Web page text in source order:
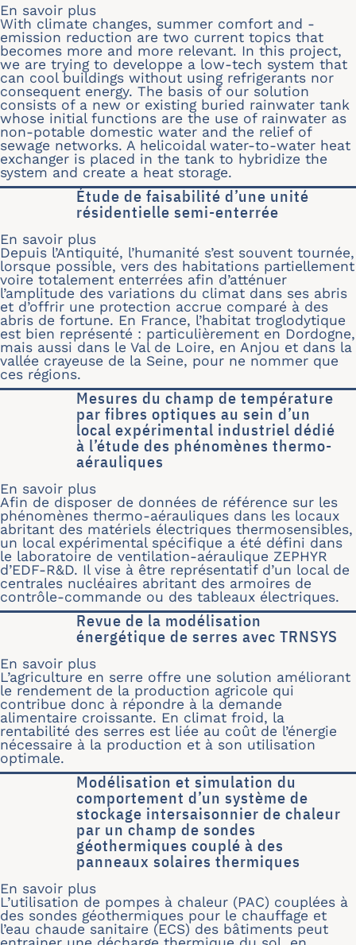
En savoir plus
With climate changes, summer comfort and -
emission reduction are two current topics that
becomes more and more relevant. In this project,
we are trying to developpe a low-tech system that
can cool buildings without using refrigerants nor
consequent energy. The basis of our solution
consists of a new or existing buried rainwater tank
whose initial functions are the use of rainwater as
non-potable domestic water and the relief of
sewage networks. A helicoidal water-to-water heat
exchanger is placed in the tank to hybridize the
system and create a heat storage.
Étude de faisabilité d’une unité
résidentielle semi-enterrée
En savoir plus
Depuis l’Antiquité, l’humanité s’est souvent tournée,
lorsque possible, vers des habitations partiellement
voire totalement enterrées afin d’atténuer
l’amplitude des variations du climat dans ses abris
et d’offrir une protection accrue comparé à des
abris de fortune. En France, l’habitat troglodytique
est bien représenté : particulièrement en Dordogne,
mais aussi dans le Val de Loire, en Anjou et dans la
vallée crayeuse de la Seine, pour ne nommer que
ces régions.
Mesures du champ de température
par fibres optiques au sein d’un
local expérimental industriel dédié
à l’étude des phénomènes thermo-
aérauliques
En savoir plus
Afin de disposer de données de référence sur les
phénomènes thermo-aérauliques dans les locaux
abritant des matériels électriques thermosensibles,
un local expérimental spécifique a été défini dans
le laboratoire de ventilation-aéraulique ZEPHYR
d’EDF-R&D. Il vise à être représentatif d’un local de
centrales nucléaires abritant des armoires de
contrôle-commande ou des tableaux électriques.
Revue de la modélisation
énergétique de serres avec TRNSYS
En savoir plus
L’agriculture en serre offre une solution améliorant
le rendement de la production agricole qui
contribue donc à répondre à la demande
alimentaire croissante. En climat froid, la
rentabilité des serres est liée au coût de l’énergie
nécessaire à la production et à son utilisation
optimale.
Modélisation et simulation du
comportement d’un système de
stockage intersaisonnier de chaleur
par un champ de sondes
géothermiques couplé à des
panneaux solaires thermiques
En savoir plus
L’utilisation de pompes à chaleur (PAC) couplées à
des sondes géothermiques pour le chauffage et
l’eau chaude sanitaire (ECS) des bâtiments peut